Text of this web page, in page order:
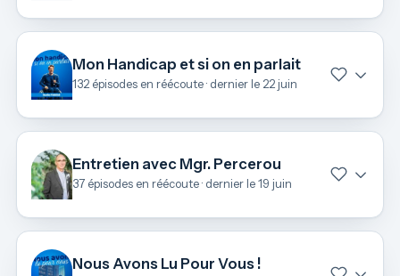
Mon Handicap et si on en parlait
132 épisodes en réécoute · dernier le 22 juin
Entretien avec Mgr. Percerou
37 épisodes en réécoute · dernier le 19 juin
Nous Avons Lu Pour Vous !